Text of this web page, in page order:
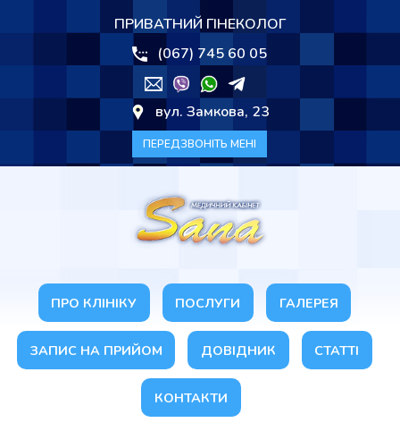
ПРИВАТНИЙ ГІНЕКОЛОГ
(067) 745 60 05
вул. Замкова, 23
ПЕРЕДЗВОНІТЬ МЕНІ
ПРО КЛІНІКУ ПОСЛУГИ ГАЛЕРЕЯ
ЗАПИС НА ПРИЙОМ ДОВІДНИК СТАТТІ
КОНТАКТИ